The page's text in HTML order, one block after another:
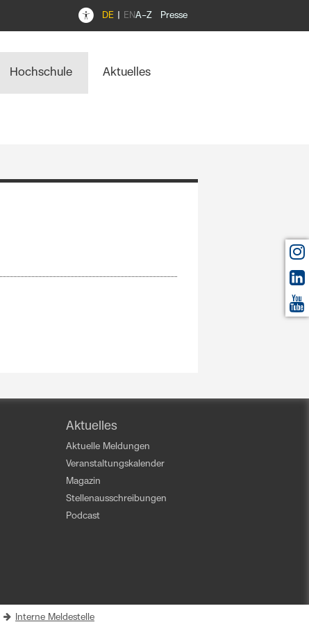
A–Z Presse
DE EN
Hochschule Aktuelles
Aktuelles
Aktuelle Meldungen
Veranstaltungskalender
Magazin
Stellenausschreibungen
Podcast
Interne Meldestelle